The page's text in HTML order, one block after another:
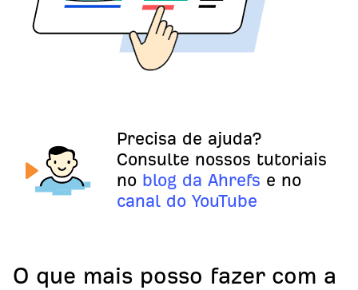
Precisa de ajuda?
Consulte nossos tutoriais
no blog da Ahrefs e no
canal do YouTube
O que mais posso fazer com a